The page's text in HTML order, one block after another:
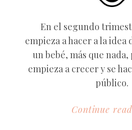
En el segundo
empieza a hacer a la idea
un bebé, más que
empieza a crecer y se
público.
Continue